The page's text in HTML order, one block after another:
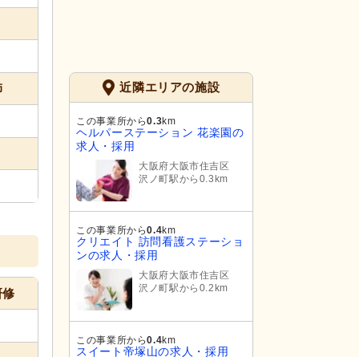
近隣エリアの施設
この事業所から0.3km
ヘルパーステーション 花楽園の
求人・採用
大阪府大阪市住吉区
沢ノ町駅から0.3km
この事業所から0.4km
クリエイト 訪問看護ステーショ
ンの求人・採用
大阪府大阪市住吉区
沢ノ町駅から0.2km
この事業所から0.4km
スイート帝塚山の求人・採用